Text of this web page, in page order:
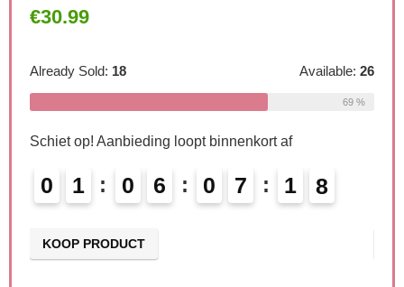
€30.99
Already Sold: 18 Available: 26
69 %
Schiet op! Aanbieding loopt binnenkort af
0 1 0 6 0 7 1
6
KOOP PRODUCT